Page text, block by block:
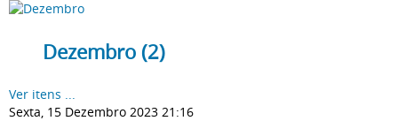
Dezembro (2)
Ver itens ...
Sexta, 15 Dezembro 2023 21:16